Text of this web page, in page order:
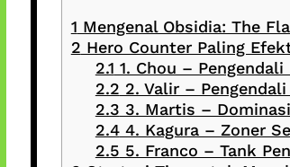
1 Mengenal Obsidia: The
2 Hero Counter Paling
2.1 1. Chou –
2.2 2. Valir –
2.3 3. Martis – Dominasi
2.44. Kagura – Zoner
2.5 5. Franco – Tank